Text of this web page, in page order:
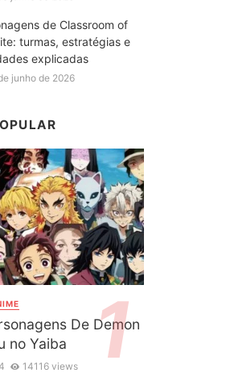
de Classroom of
turmas, estratégias e
explicadas
junho de 2026
De Demon
no Yaiba
14116 views